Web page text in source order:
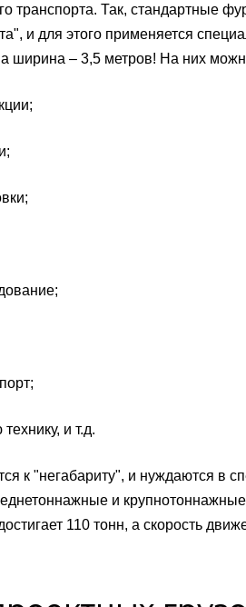
транспорта. Так, стандартные
и для этого применяется
а ширина – 3,5 метров! На них
и т.д.
к "негабариту", и нуждаются в
и
110 тонн, а скорость